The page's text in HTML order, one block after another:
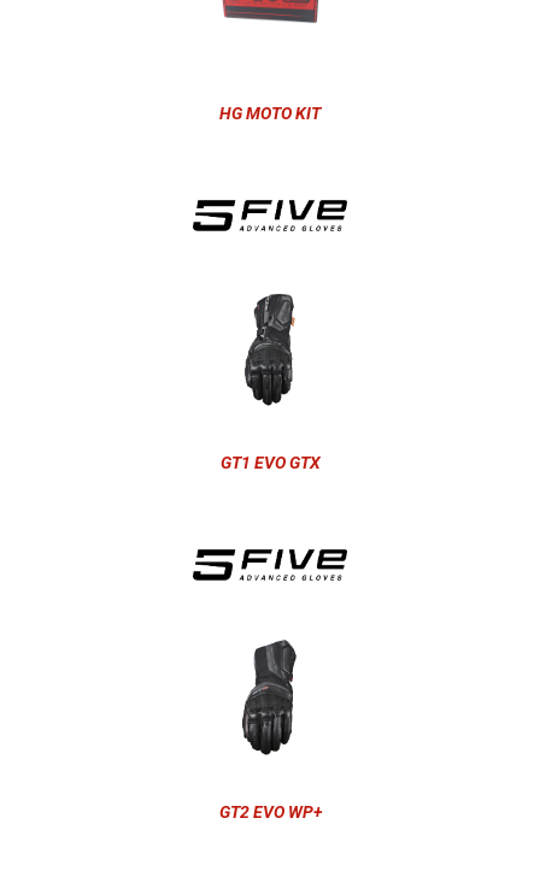
HG MOTO KIT
GT1 EVO GTX
GT2 EVO WP+